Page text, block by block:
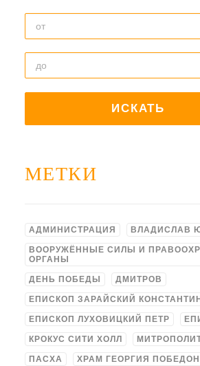
МЕТКИ
АДМИНИСТРАЦИЯ ВЛАДИСЛАВ
ВООРУЖЁННЫЕ СИЛЫ И
ОРГАНЫ
ДЕНЬ ПОБЕДЫ ДМИТРОВ
ЕПИСКОП ЗАРАЙСКИЙ КОНСТАНТИН
ЕПИСКОП ЛУХОВИЦКИЙ ПЕТР
КРОКУС СИТИ ХОЛЛ
ПАСХА ХРАМ ГЕОРГИЯ